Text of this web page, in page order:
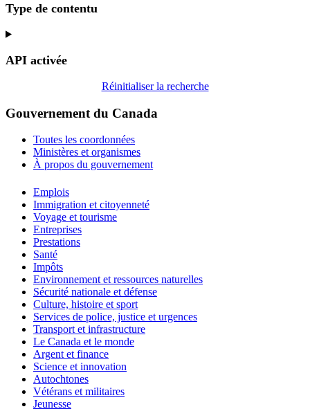
Type de contentu
API activée
Réinitialiser la recherche
Gouvernement du Canada
Toutes les coordonnées
Ministères et organismes
À propos du gouvernement
Thèmes
sujets
Emplois
Immigration et citoyenneté
Voyage et tourisme
Entreprises
Prestations
Santé
Impôts
Environnement et ressources naturelles
Sécurité nationale et défense
Culture, histoire et sport
Services de police, justice et urgences
Transport et infrastructure
Le Canada et le monde
Argent et finance
Science et innovation
Autochtones
Vétérans et militaires
Jeunesse